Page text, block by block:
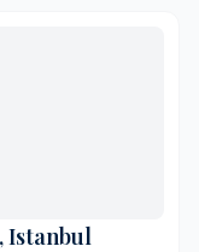
Istanbul